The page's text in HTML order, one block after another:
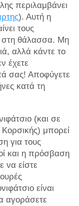
περιλαμβάνει
). Αυτή η
τους
στη θάλασσα. Μη
αλλά κάντε το
έχετε
σας! Αποφύγετε
κατά τη
(και σε
μπορεί
για τους
και η πρόσβαση
να είστε
είναι
αγοράσετε